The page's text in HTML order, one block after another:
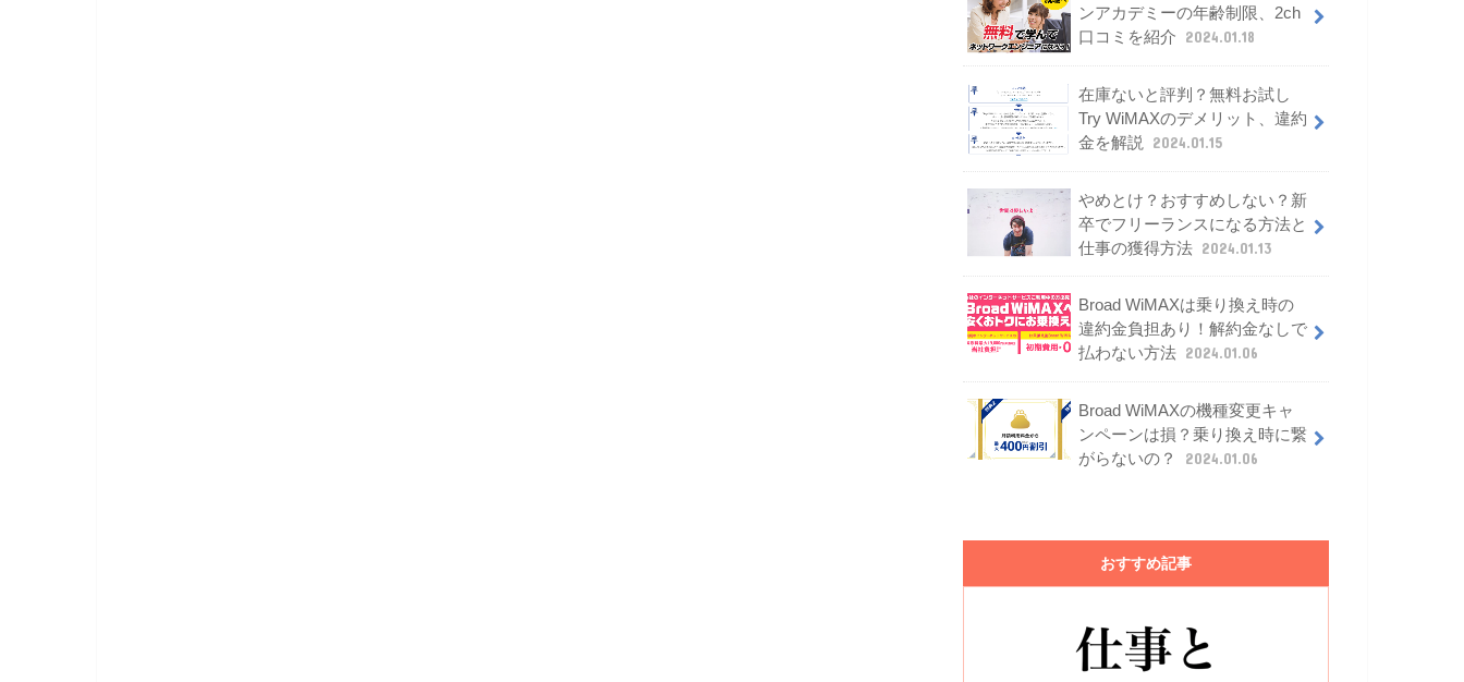
ンアカデミーの年齢制限、2ch
口コミを紹介
2024.01.18
在庫ないと評判？無料お試し
Try WiMAXのデメリット、違約
金を解説
2024.01.15
やめとけ？おすすめしない？新
卒でフリーランスになる方法と
仕事の獲得方法 2024.01.13
Broad WiMAXは乗り換え時の
違約金負担あり！解約金なしで
払わない方法 2024.01.06
Broad WiMAXの機種変更キャ
ンペーンは損？乗り換え時に繋
がらないの？
2024.01.06
おすすめ記事